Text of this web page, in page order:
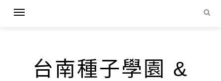
台南種子學園 &